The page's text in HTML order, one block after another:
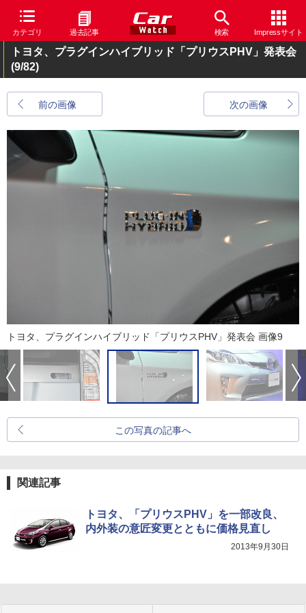
カテゴリ 過去記事 検索 Impressサイト
トヨタ、プラグインハイブリッド「プリウスPHV」発表会
(9/82)
前の画像 次の画像
トヨタ、プラグインハイブリッド「プリウスPHV」発表会 画像9
この写真の記事へ
関連記事
トヨタ、「プリウスPHV」を一部改良、
内外装の意匠変更とともに価格見直し
2013年9月30日